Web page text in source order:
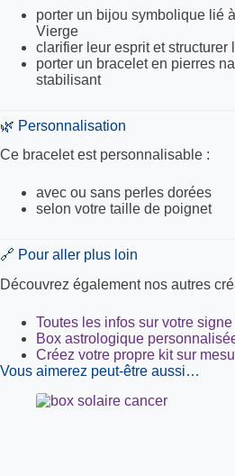
porter un bijou symbolique lié
Vierge
clarifier leur esprit et structurer
porter un bracelet en pierres
stabilisant
🌿 Personnalisation
Ce bracelet est personnalisable :
avec ou sans perles dorées
selon votre taille de poignet
🔗 Pour aller plus loin
Découvrez également nos autres
Toutes les infos sur votre signe
Box astrologique
Créez votre propre kit sur
Vous aimerez peut-être aussi…